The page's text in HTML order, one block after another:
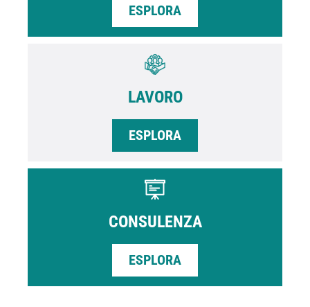
ESPLORA
LAVORO
ESPLORA
CONSULENZA
ESPLORA